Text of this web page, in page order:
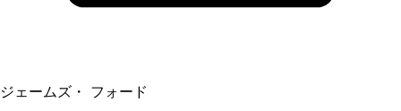
ジェームズ・ フォード